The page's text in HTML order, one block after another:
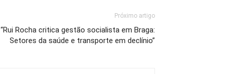
Próximo artigo
“Rui Rocha critica gestão socialista em Braga:
Setores da saúde e transporte em declínio”